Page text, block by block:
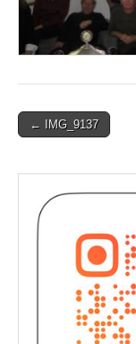
Post← IMG_9137